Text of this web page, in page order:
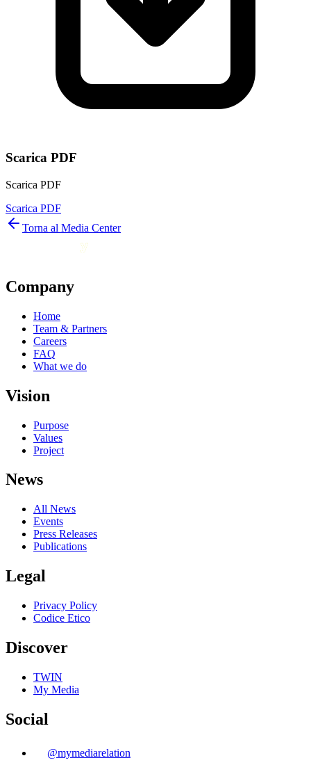
Scarica PDF
Scarica PDF
Scarica PDF
Torna al Media Center
Company
Home
Team & Partners
Careers
FAQ
What we do
Vision
Purpose
Values
Project
News
All News
Events
Press Releases
Publications
Legal
Privacy Policy
Codice Etico
Discover
TWIN
My Media
Social
@mymediarelation